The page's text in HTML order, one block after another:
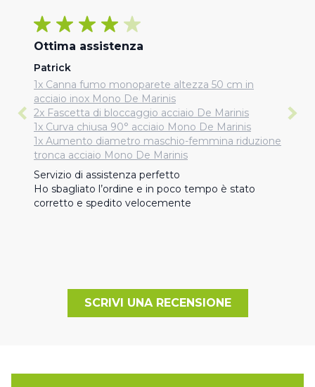
Ottima assistenza
Patrick
1x Canna fumo monoparete altezza 50 cm in
acciaio inox Mono De Marinis
2x Fascetta di bloccaggio acciaio De Marinis
1x Curva chiusa 90° acciaio Mono De Marinis
1x Aumento diametro maschio-femmina riduzione
tronca acciaio Mono De Marinis
Servizio di assistenza perfetto
Ho sbagliato l’ordine e in poco tempo è stato
corretto e spedito velocemente
SCRIVI UNA RECENSIONE